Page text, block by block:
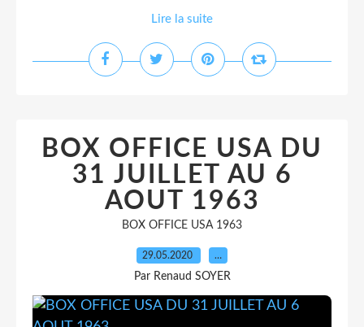
Lire la suite
BOX OFFICE USA DU
31 JUILLET AU 6
AOUT 1963
BOX OFFICE USA 1963
29.05.2020 …
Par Renaud SOYER